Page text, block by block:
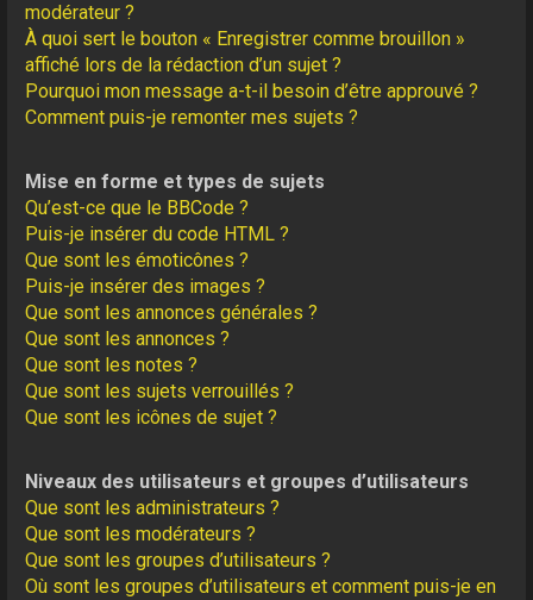
modérateur ?
À quoi sert le bouton « Enregistrer comme brouillon »
affiché lors de la rédaction d’un sujet ?
Pourquoi mon message a-t-il besoin d’être approuvé ?
Comment puis-je remonter mes sujets ?
Mise en forme et types de sujets
Qu’est-ce que le BBCode ?
Puis-je insérer du code HTML ?
Que sont les émoticônes ?
Puis-je insérer des images ?
Que sont les annonces générales ?
Que sont les annonces ?
Que sont les notes ?
Que sont les sujets verrouillés ?
Que sont les icônes de sujet ?
Niveaux des utilisateurs et groupes d’utilisateurs
Que sont les administrateurs ?
Que sont les modérateurs ?
Que sont les groupes d’utilisateurs ?
Où sont les groupes d’utilisateurs et comment puis-je en